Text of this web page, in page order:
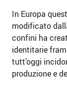
In Europa
modificato
confini ha
identitarie
tutt’oggi
produzione e